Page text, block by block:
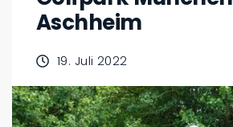
Aschheim
19. Juli 2022